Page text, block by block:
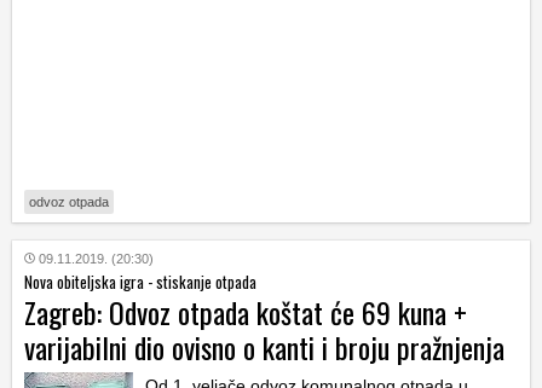
odvoz otpada
09.11.2019. (20:30)
Nova obiteljska igra - stiskanje otpada
Zagreb: Odvoz otpada koštat će 69 kuna +
varijabilni dio ovisno o kanti i broju pražnjenja